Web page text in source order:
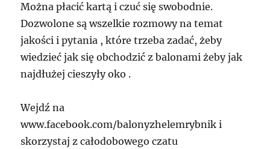
Można płacić kartą i czuć się swobodnie.
Dozwolone są wszelkie rozmowy na temat
jakości i pytania , które trzeba zadać, żeby
wiedzieć jak się obchodzić z balonami żeby jak
najdłużej cieszyły oko .
Wejdź na
www.facebook.com/balonyzhelemrybnik i
skorzystaj z całodobowego czatu